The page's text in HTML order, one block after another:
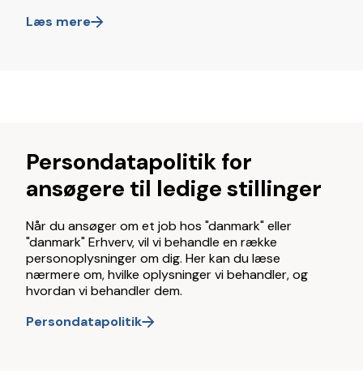
Læs mere
Persondatapolitik for
ansøgere til ledige stillinger
Når du ansøger om et job hos "danmark" eller
"danmark" Erhverv, vil vi behandle en række
personoplysninger om dig. Her kan du læse
nærmere om, hvilke oplysninger vi behandler, og
hvordan vi behandler dem.
Persondatapolitik